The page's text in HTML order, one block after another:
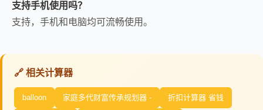
支持手机使用吗？
支持，手机和电脑均可流畅使用。
🔗 相关计算器
balloon 家庭多代财富传承规划器 - 折扣计算器 省钱